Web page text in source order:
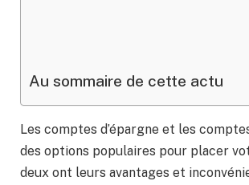
Au sommaire de cette actu
Les comptes d’épargne et les
des options populaires pour placer
deux ont leurs avantages et